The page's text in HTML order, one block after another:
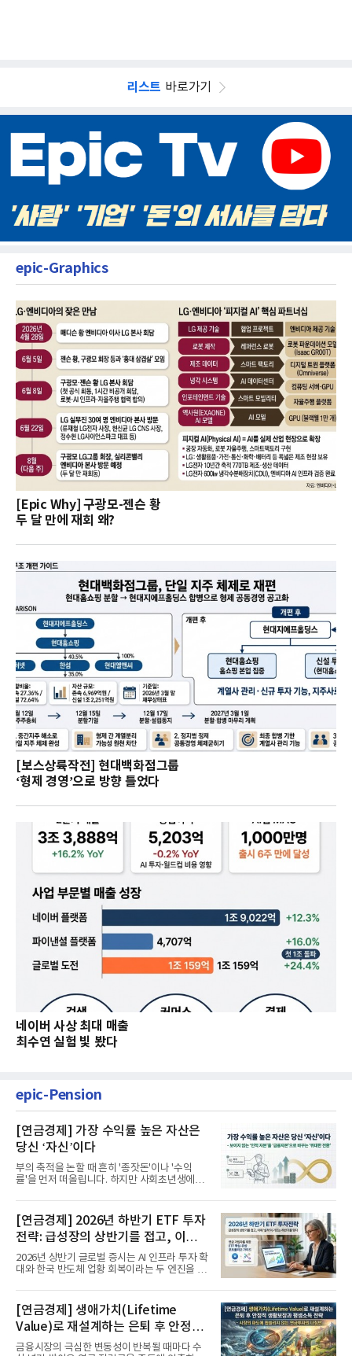
리스트 바로가기
epic-Graphics
[Epic Why] 구광모-젠슨 황
두 달 만에 재회 왜?
[보스상륙작전] 현대백화점그룹
‘형제 경영’으로 방향 틀었다
네이버 사상 최대 매출
최수연 실험 빛 봤다
epic-Pension
[연금경제] 가장 수익률 높은 자산은
당신 ‘자신’이다
부의 축적을 논할 때 흔히 '종잣돈'이나 '수익
률'을 먼저 떠올립니다. 하지만 사회초년생에게
[연금경제] 2026년 하반기 ETF 투자
전략: 급성장의 상반기를 접고, 이제
'실적'이 가르는 하반기를 맞다
2026년 상반기 글로벌 증시는 AI 인프라 투자 확
대와 한국 반도체 업황 회복이라는 두 엔진을 달
[연금경제] 생애가치(Lifetime
Value)로 재설계하는 은퇴 후 안정적
생활보장과 평생소득 전략
금융시장의 극심한 변동성이 반복될 때마다 수